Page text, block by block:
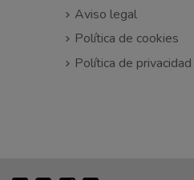
Aviso legal
Política de cookies
Política de privacidad